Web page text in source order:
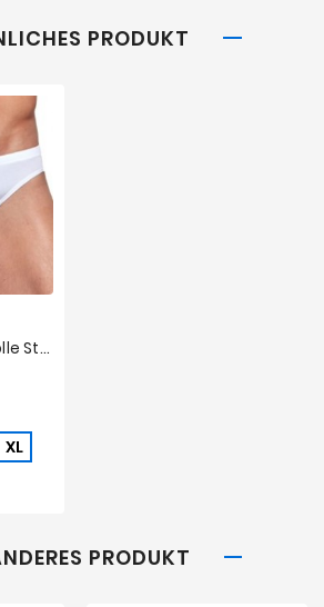
PRODUKT
Micro Slip Baumwolle Stretch - Weiß
XL
PRODUKT